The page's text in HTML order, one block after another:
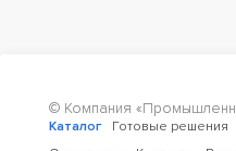
© Компания
Каталог Готовые решения